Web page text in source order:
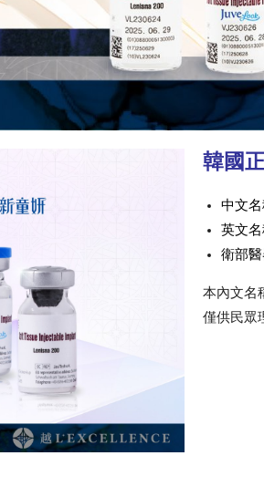
韓國
中文
英文名
衛部醫
本內文名
僅供民眾